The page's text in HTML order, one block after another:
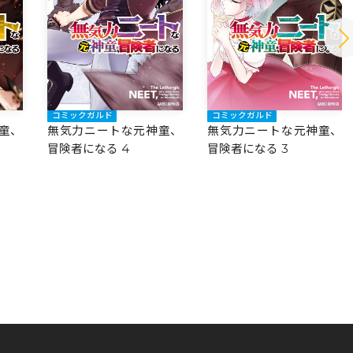
、
コミックガルド
無気力ニートな元神童、
冒険者になる 4
コミックガルド
無気力ニートな元神童、
冒険者になる 3